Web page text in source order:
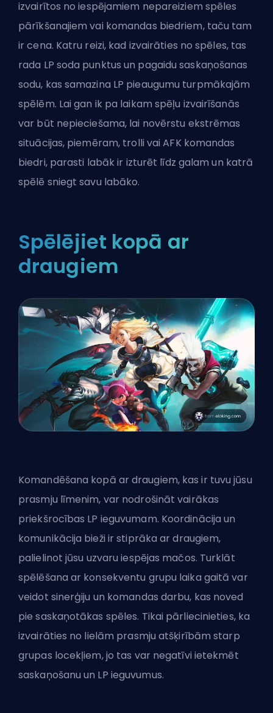
izvairītos no iespējamiem nepareiziem spēles
pārīkšanajiem vai komandas biedriem, taču tam
ir cena. Katru reizi, kad izvairāties no spēles, tas
rada LP soda punktus un pagaidu saskaņošanas
sodu, kas samazina LP pieaugumu turpmākajām
spēlēm. Lai gan ik pa laikam spēļu izvairīšanās
var būt nepieciešama, lai novērstu ekstrēmas
situācijas, piemēram, trolli vai AFK komandas
biedri, parasti labāk ir izturēt līdz galam un katrā
spēlē sniegt savu labāko.
Spēlējiet kopā ar
draugiem
Komandēšana kopā ar draugiem, kas ir tuvu jūsu
prasmju līmenim, var nodrošināt vairākas
priekšrocības LP ieguvumam. Koordinācija un
komunikācija bieži ir stiprāka ar draugiem,
palielinot jūsu uzvaru iespējas mačos. Turklāt
spēlēšana ar konsekventu grupu laika gaitā var
veidot sinerģiju un komandas darbu, kas noved
pie saskaņotākas spēles. Tikai pārliecinieties, ka
izvairāties no lielām prasmju atšķirībām starp
grupas locekļiem, jo tas var negatīvi ietekmēt
saskaņošanu un LP ieguvumus.